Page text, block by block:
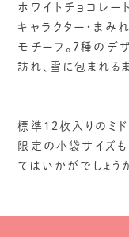
ホワイトチョコレー
キャラクター・まみ
モチーフ。7種のデ
訪れ、雪に包まれる
標準12枚入りのミド
限定の小袋サイズも
てはいかがでしょう